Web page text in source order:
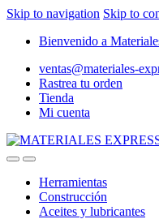
Skip to navigation Skip to
Bienvenido a
ventas@materiales-
Rastrea tu orden
Tienda
Mi cuenta
Herramientas
Construcción
Aceites y lubricantes